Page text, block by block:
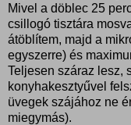
Mivel a döblec 25
csillogó tisztára
átöblítem, majd a
egyszerre) és
Teljesen száraz lesz,
konyhakesztyűvel
üvegek szájához ne
miegymás).